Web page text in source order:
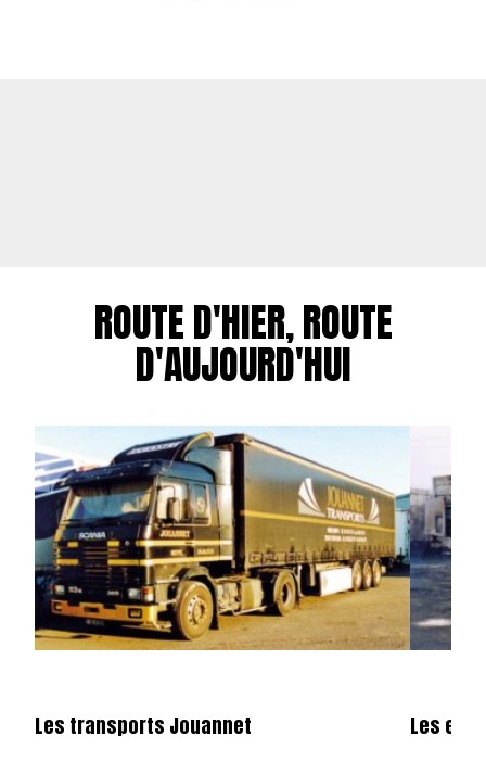
ROUTE D'HIER, ROUTE
D'AUJOURD'HUI
Les transports Jouannet Les